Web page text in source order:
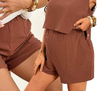
SHEIN Maternity
SHEIN Blusa de lactancia casual de manga pétalo para maternidad, primavera y otoño